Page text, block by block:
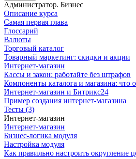
Администратор. Бизнес
Описание курса
Самая первая глава
Глоссарий
Валюты
Торговый каталог
Товарный маркетинг: скидки и акции
Интернет-магазин
Кассы и закон: работайте без штрафов
Компоненты каталога и магазина: что
Интернет-магазин и Битрикс24
Пример создания интернет-магазина
Тесты (3)
Интернет-магазин
Интернет-магазин
Бизнес-логика модуля
Настройка модуля
Как правильно настроить округление